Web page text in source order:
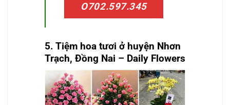
O702.597.345
5. Tiệm hoa tươi ở huyện Nhơn
Trạch, Đồng Nai – Daily Flowers